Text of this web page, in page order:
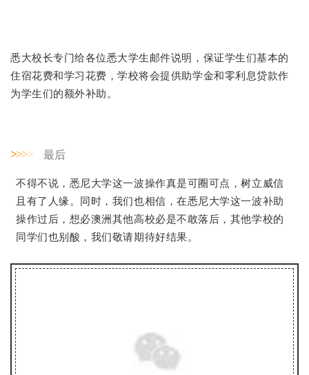
悉大校长专门给各位悉大学生邮件说明，保证学生们基本的
住宿花费和学习花费，学校将会提供助学金和零利息贷款作
为学生们的额外补助。
>>>> 最后
不得不说，悉尼大学这一波操作真是可圈可点，树立威信
且有了人缘。同时，我们也相信，在悉尼大学这一波补助
操作过后，想必澳洲其他高校必是不敢落后，其他学校的
同学们也别酸，我们敬请期待好结果。